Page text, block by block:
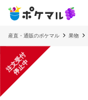
産直・通販のポケマル 果物
注
文
受
付
停
止
中